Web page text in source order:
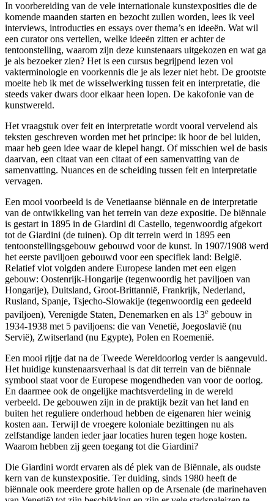
In voorbereiding van de vele internationale kunstexposities die de
komende maanden starten en bezocht zullen worden, lees ik veel
interviews, introducties en essays over thema’s en ideeën. Wat wil
een curator ons vertellen, welke ideeën zitten er achter de
tentoonstelling, waarom zijn deze kunstenaars uitgekozen en wat ga
je als bezoeker zien? Het is een cursus begrijpend lezen vol
vakterminologie en voorkennis die je als lezer niet hebt. De grootste
moeite heb ik met de wisselwerking tussen feit en interpretatie, die
steeds vaker dwars door elkaar heen lopen. De kakofonie van de
kunstwereld.
Het vraagstuk over feit en interpretatie wordt vooral vervelend als
teksten geschreven worden met het principe: ik hoor de bel luiden,
maar heb geen idee waar de klepel hangt. Of misschien wel de basis
daarvan, een citaat van een citaat of een samenvatting van de
samenvatting. Nuances en de scheiding tussen feit en interpretatie
vervagen.
Een mooi voorbeeld is de Venetiaanse biënnale en de interpretatie
van de ontwikkeling van het terrein van deze expositie. De biënnale
is gestart in 1895 in de Giardini di Castello, tegenwoordig afgekort
tot de Giardini (de tuinen). Op dit terrein werd in 1895 een
tentoonstellingsgebouw gebouwd voor de kunst. In 1907/1908 werd
het eerste paviljoen gebouwd voor een specifiek land: België.
Relatief vlot volgden andere Europese landen met een eigen
gebouw: Oostenrijk-Hongarije (tegenwoordig het paviljoen van
Hongarije), Duitsland, Groot-Brittannië, Frankrijk, Nederland,
Rusland, Spanje, Tsjecho-Slowakije (tegenwoordig een gedeeld
paviljoen), Verenigde Staten, Denemarken en als 13e gebouw in
1934-1938 met 5 paviljoens: die van Venetië, Joegoslavië (nu
Servië), Zwitserland (nu Egypte), Polen en Roemenië.
Een mooi rijtje dat na de Tweede Wereldoorlog verder is aangevuld.
Het huidige kunstenaarsverhaal is dat dit terrein van de biënnale
symbool staat voor de Europese mogendheden van voor de oorlog.
En daarmee ook de ongelijke machtsverdeling in de wereld
verbeeld. De gebouwen zijn in de praktijk bezit van het land en
buiten het reguliere onderhoud hebben de eigenaren hier weinig
kosten aan. Terwijl de vroegere koloniale bezittingen nu als
zelfstandige landen ieder jaar locaties huren tegen hoge kosten.
Waarom hebben zij geen toegang tot die Giardini?
Die Giardini wordt ervaren als dé plek van de Biënnale, als oudste
kern van de kunstexpositie. Ter duiding, sinds 1980 heeft de
biënnale ook meerdere grote hallen op de Arsenale (de marinehaven